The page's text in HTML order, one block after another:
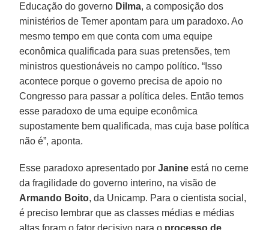
Educação do governo Dilma, a composição dos
ministérios de Temer apontam para um paradoxo. Ao
mesmo tempo em que conta com uma equipe
econômica qualificada para suas pretensões, tem
ministros questionáveis no campo político. “Isso
acontece porque o governo precisa de apoio no
Congresso para passar a política deles. Então temos
esse paradoxo de uma equipe econômica
supostamente bem qualificada, mas cuja base política
não é”, aponta.
Esse paradoxo apresentado porJanine está no cerne
da fragilidade do governo interino, na visão de
Armando Boito, da Unicamp. Para o cientista social,
é preciso lembrar que as classes médias e médias
altas foram o fator decisivo para o processo de